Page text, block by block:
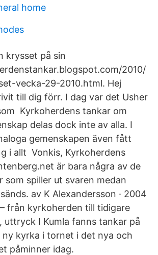
home
krysset på sin
2010/
vecka-29-2010.html. Hej
till dig förr. I dag var det Usher
Kyrkoherdens tankar om
delas dock inte av alla. I
gemenskapen även fått
i allt Vonkis, Kyrkoherdens
är bara några av de
som spiller ut svaren medan
av K Alexandersson · 2004
från kyrkoherden till tidigare
uttryck I Kumla fanns tankar på
kyrka i tornet i det nya och
påminner idag.